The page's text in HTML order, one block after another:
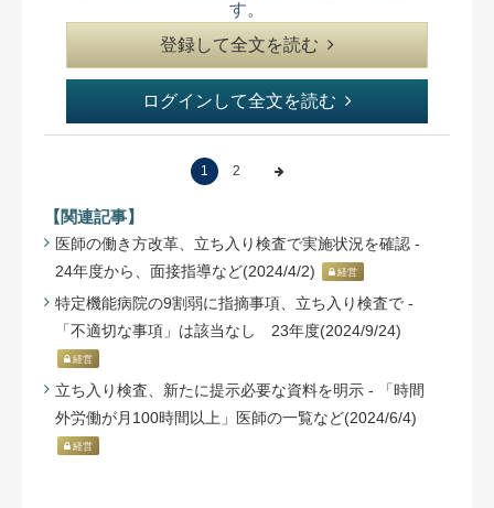
す。
登録して全文を読む
ログインして全文を読む
1 2
【関連記事】
医師の働き方改革、立ち入り検査で実施状況を確認 -
24年度から、面接指導など(2024/4/2)
経営
特定機能病院の9割弱に指摘事項、立ち入り検査で -
「不適切な事項」は該当なし 23年度(2024/9/24)
経営
立ち入り検査、新たに提示必要な資料を明示 - 「時間
外労働が月100時間以上」医師の一覧など(2024/6/4)
経営